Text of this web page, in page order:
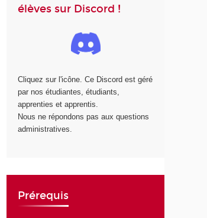
élèves sur Discord !
Cliquez sur l'icône. Ce Discord est géré
par nos étudiantes, étudiants,
apprenties et apprentis.
Nous ne répondons pas aux questions
administratives.
Prérequis